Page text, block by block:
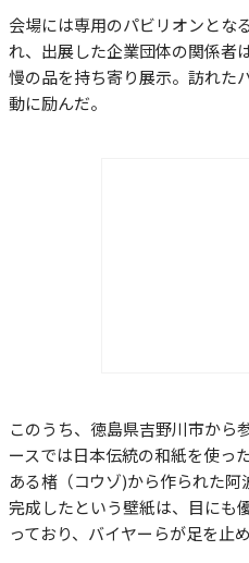
会場には専用のパビリオンとな
れ、出展した企業団体の関係者
慢の品を持ち寄り展示。訪れた
動に励んだ。
このうち、徳島県吉野川市か
ースでは日本伝統の和紙を使っ
ある楮（コウゾ)から作られた
完成したという壁紙は、目にも
っており、バイヤーらが足を止